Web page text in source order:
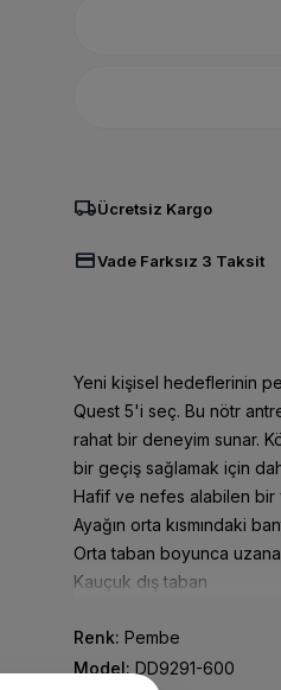
local_shippingÜcretsiz Kargo
credit_cardVade Farksız 3 Taksit
Yeni kişisel hedeflerinin
Quest 5'i seç. Bu nötr
rahat bir deneyim sunar.
bir geçiş sağlamak için
Hafif ve nefes alabilen bir
Ayağın orta kısmındaki
Orta taban boyunca
Kauçuk dış taban
Renk: Pembe
Model: DD9291-600